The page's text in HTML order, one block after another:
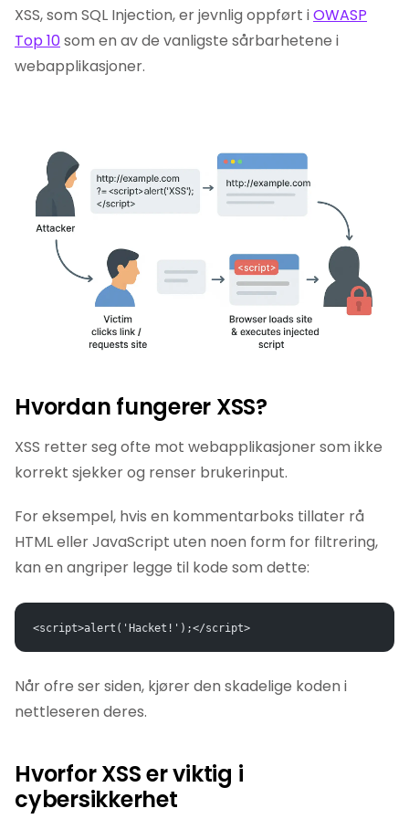
XSS, som SQL Injection, er jevnlig oppført iOWASP
Top 10som en av de vanligste sårbarhetene i
webapplikasjoner.
Hvordan fungerer XSS?
XSS retter seg ofte mot webapplikasjoner som ikke
korrekt sjekker og renser brukerinput.
For eksempel, hvis en kommentarboks tillater rå
HTML eller JavaScript uten noen form for filtrering,
kan en angriper legge til kode som dette:
<script>alert('Hacket!');</script>
Når ofre ser siden, kjører den skadelige koden i
nettleseren deres.
Hvorfor XSS er viktig i
cybersikkerhet